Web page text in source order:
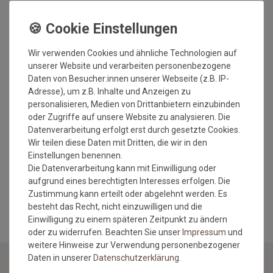
Geeignet für Fußbodenheizung
Wichtiger Hinweis:
Maßtoleranzen von ca. 1-3 cm können auftreten und sind bei
Teppichen handelsüblich und stellen keinen Mangel dar.
Sonderzuschnitte und Sonderanfertigungen wie in diesem
Fall sind vom Umtausch/Rückgabe ausgeschlossen.
Da es sich hierbei um eine Sonderanfertigung handelt, wird
der Teppich erst nach Geldeingang gefertigt. Bitte beachten
Sie die Lieferzeiten.
MEHR INFORMATIONEN ZUM EU VERANTWORTLICHEN »
Wir verwenden Cookies und ähnliche Technologien auf
unserer Website und verarbeiten personenbezogene
Daten von Besucher:innen unserer Webseite (z.B. IP-
Adresse), um z.B. Inhalte und Anzeigen zu
personalisieren, Medien von Drittanbietern einzubinden
oder Zugriffe auf unsere Website zu analysieren. Die
Datenverarbeitung erfolgt erst durch gesetzte Cookies.
Wir teilen diese Daten mit Dritten, die wir in den
Einstellungen benennen.
Die Datenverarbeitung kann mit Einwilligung oder
aufgrund eines berechtigten Interesses erfolgen. Die
Zustimmung kann erteilt oder abgelehnt werden. Es
besteht das Recht, nicht einzuwilligen und die
Einwilligung zu einem späteren Zeitpunkt zu ändern
oder zu widerrufen. Beachten Sie unserImpressum und
weitere Hinweise zur Verwendung personenbezogener
Daten in unsererDaten­schutz­erklärung